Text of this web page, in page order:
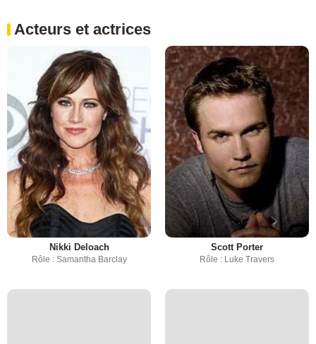
Acteurs et actrices
Nikki Deloach
Rôle : Samantha Barclay
Scott Porter
Rôle : Luke Travers